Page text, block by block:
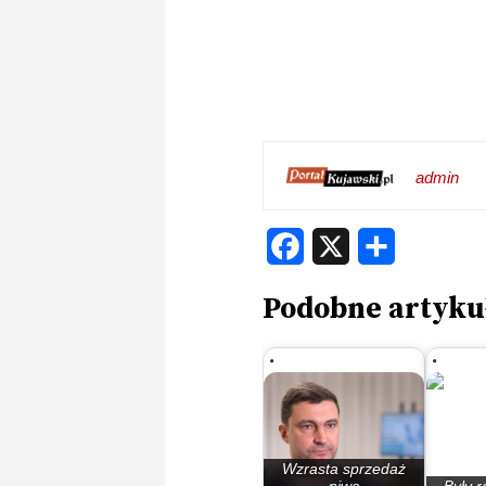
admin
Facebook
Podobne
Wzrasta sprzedaż